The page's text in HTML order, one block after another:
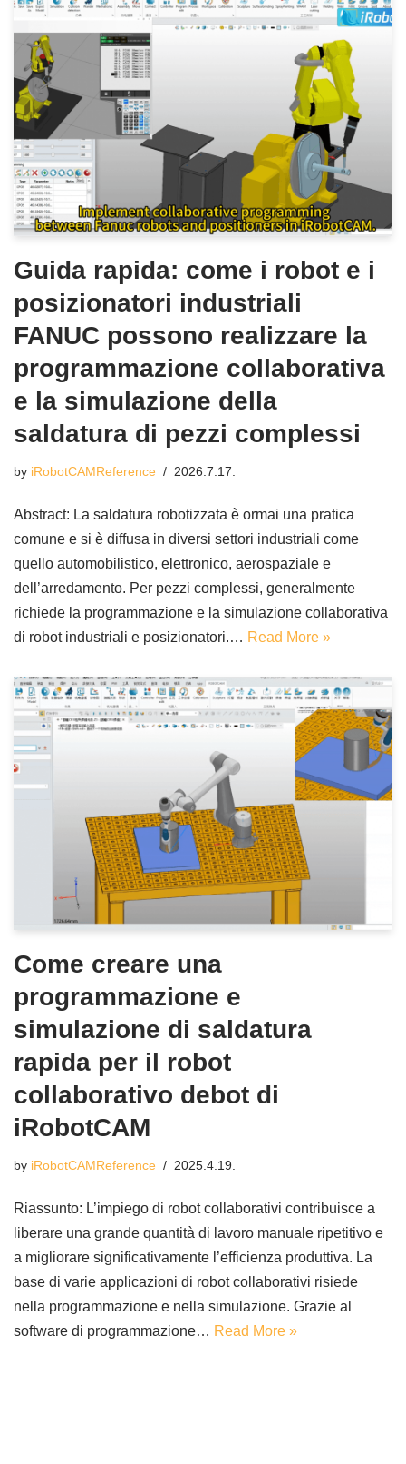
Guida rapida: come i robot e i
posizionatori industriali
FANUC possono realizzare la
programmazione collaborativa
e la simulazione della
saldatura di pezzi complessi
by iRobotCAMReference 2026.7.17.
Abstract: La saldatura robotizzata è ormai una pratica
comune e si è diffusa in diversi settori industriali come
quello automobilistico, elettronico, aerospaziale e
dell’arredamento. Per pezzi complessi, generalmente
richiede la programmazione e la simulazione collaborativa
di robot industriali e posizionatori.… Read More »
Come creare una
programmazione e
simulazione di saldatura
rapida per il robot
collaborativo debot di
iRobotCAM
by iRobotCAMReference 2025.4.19.
Riassunto: L’impiego di robot collaborativi contribuisce a
liberare una grande quantità di lavoro manuale ripetitivo e
a migliorare significativamente l’efficienza produttiva. La
base di varie applicazioni di robot collaborativi risiede
nella programmazione e nella simulazione. Grazie al
software di programmazione… Read More »